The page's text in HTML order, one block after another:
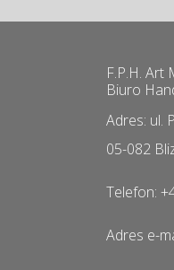
F.P.H. Art
Biuro
Adres: ul.
05-082
Telefon:
Adres e-